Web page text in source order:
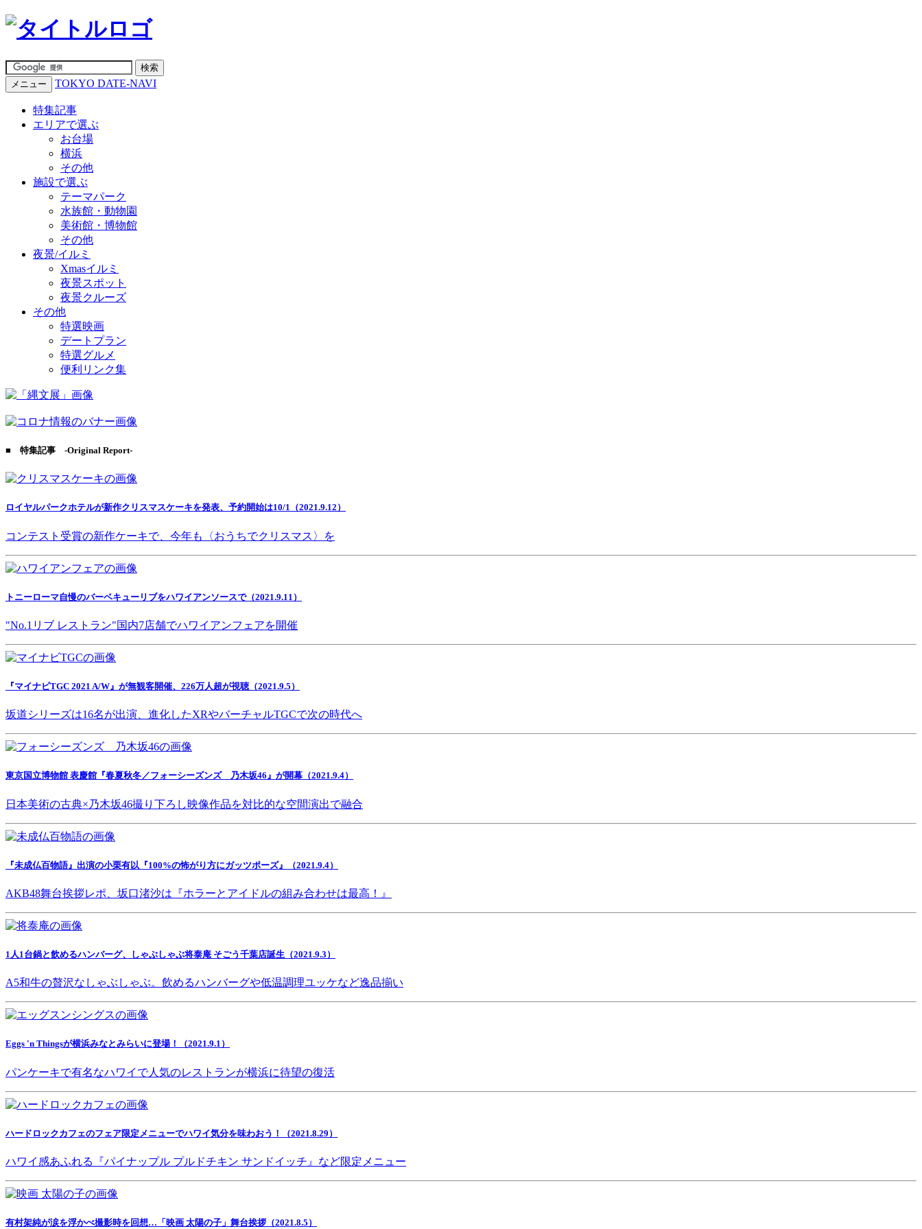
メニュー TOKYO DATE-NAVI
特集記事
エリアで選ぶ
お台場
横浜
その他
施設で選ぶ
テーマパーク
水族館・動物園
美術館・博物館
その他
夜景/イルミ
Xmasイルミ
夜景スポット
夜景クルーズ
その他
特選映画
デートプラン
特選グルメ
便利リンク集
■ 特集記事 -Original Report-
ロイヤルパークホテルが新作クリスマスケーキを発表、予約開始は10/1（2021.9.12）
コンテスト受賞の新作ケーキで、今年も〈おうちでクリスマス〉を
トニーローマ自慢のバーベキューリブをハワイアンソースで（2021.9.11）
"No.1リブ レストラン"国内7店舗でハワイアンフェアを開催
『マイナビTGC 2021 A/W』が無観客開催、226万人超が視聴（2021.9.5）
坂道シリーズは16名が出演、進化したXRやバーチャルTGCで次の時代へ
東京国立博物館 表慶館『春夏秋冬／フォーシーズンズ 乃木坂46』が開幕（2021.9.4）
日本美術の古典×乃木坂46撮り下ろし映像作品を対比的な空間演出で融合
『未成仏百物語』出演の小栗有以『100%の怖がり方にガッツポーズ』（2021.9.4）
AKB48舞台挨拶レポ、坂口渚沙は『ホラーとアイドルの組み合わせは最高！』
1人1台鍋と飲めるハンバーグ、しゃぶしゃぶ将泰庵 そごう千葉店誕生（2021.9.3）
A5和牛の贅沢なしゃぶしゃぶ。飲めるハンバーグや低温調理ユッケなど逸品揃い
Eggs 'n Thingsが横浜みなとみらいに登場！（2021.9.1）
パンケーキで有名なハワイで人気のレストランが横浜に待望の復活
ハードロックカフェのフェア限定メニューでハワイ気分を味わおう！（2021.8.29）
ハワイ感あふれる『パイナップル プルドチキン サンドイッチ』など限定メニュー
有村架純が涙を浮かべ撮影時を回想…「映画 太陽の子」舞台挨拶（2021.8.5）